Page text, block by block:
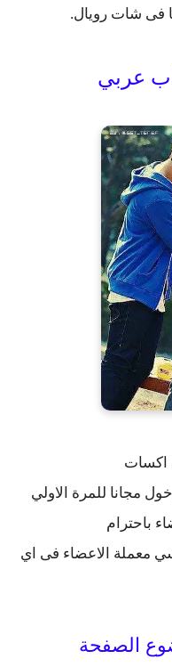
فى شات رويال.
عربي
اكسات
مجانا للمرة الاولي
باحترام
معملة الاعضاء فى اي
الصفحة